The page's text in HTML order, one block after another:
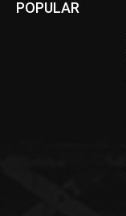
POPULAR